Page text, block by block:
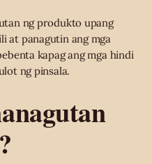
ng produkto upang
at panagutin ang mga
kapag ang mga hindi
ng pinsala.